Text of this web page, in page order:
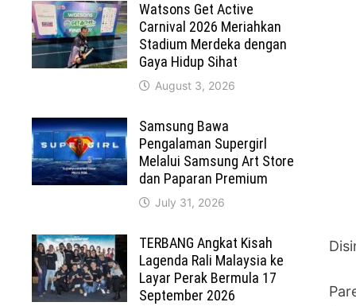
Watsons Get Active
Carnival 2026 Meriahkan
Stadium Merdeka dengan
Gaya Hidup Sihat
August 3, 2026
Samsung Bawa
Pengalaman Supergirl
Melalui Samsung Art Store
dan Paparan Premium
July 31, 2026
TERBANG Angkat Kisah
Lagenda Rali Malaysia ke
Layar Perak Bermula 17
September 2026